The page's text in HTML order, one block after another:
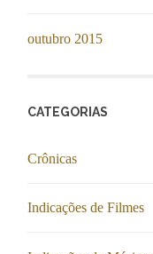
outubro 2015
CATEGORIAS
Crônicas
Indicações de Filmes